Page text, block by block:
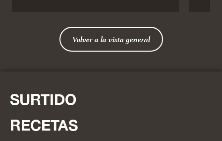
Volver a la vista general
SURTIDO
RECETAS